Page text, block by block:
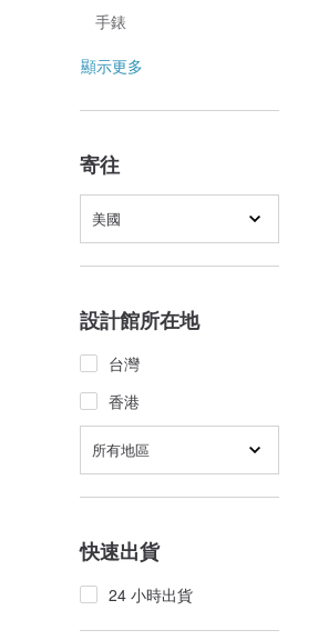
手錶
顯示更多
寄往
美國
設計館所在地
台灣
香港
所有地區
快速出貨
24 小時出貨